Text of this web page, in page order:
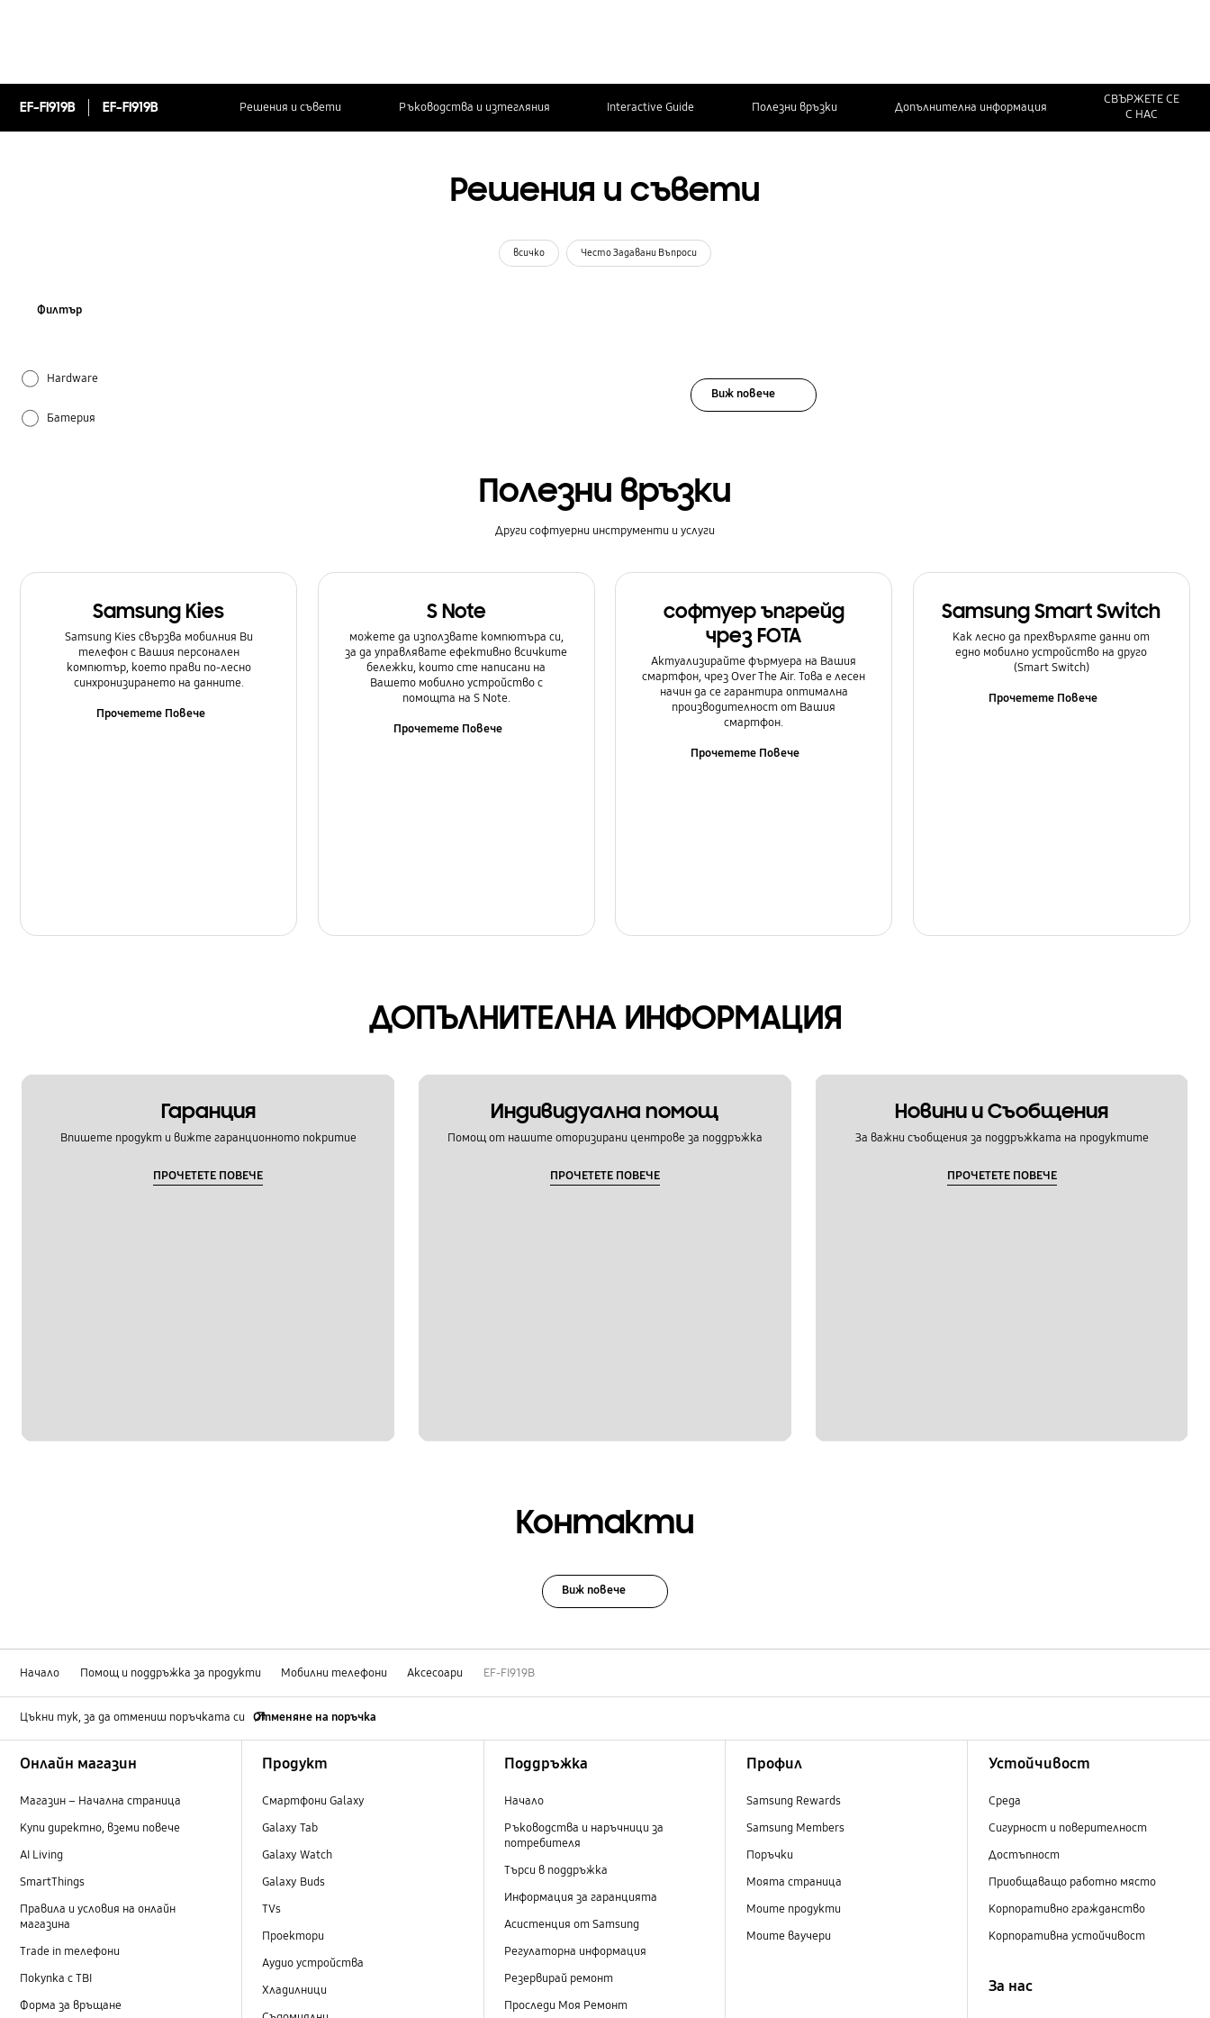
EF-FI919B EF-FI919B Решения и съвети Ръководства и изтегляния Interactive Guide Полезни връзки Допълнителна информация
СВЪРЖЕТЕ СЕ
С НАС
Решения и съвети
всичко Често Задавани Въпроси
Филтър
Hardware
Батерия
Виж повече
Полезни връзки
Други софтуерни инструменти и услуги
Samsung Kies
Samsung Kies свързва мобилния Ви
телефон с Вашия персонален
компютър, което прави по-лесно
синхронизирането на данните.
Прочетете Повече
S Note
можете да използвате компютъра си,
за да управлявате ефективно всичките
бележки, които сте написани на
Вашето мобилно устройство с
помощта на S Note.
Прочетете Повече
софтуер ъпгрейд
чрез FOTA
Актуализирайте фърмуера на Вашия
смартфон, чрез Over The Air. Това е лесен
начин да се гарантира оптимална
производителност от Вашия
смартфон.
Прочетете Повече
Samsung Smart Switch
Как лесно да прехвърляте данни от
едно мобилно устройство на друго
(Smart Switch)
Прочетете Повече
ДОПЪЛНИТЕЛНА ИНФОРМАЦИЯ
Гаранция
Впишете продукт и вижте гаранционното покритие
ПРОЧЕТЕТЕ ПОВЕЧЕ
Индивидуална помощ
Помощ от нашите оторизирани центрове за поддръжка
ПРОЧЕТЕТЕ ПОВЕЧЕ
Новини и Съобщения
За важни съобщения за поддръжката на продуктите
ПРОЧЕТЕТЕ ПОВЕЧЕ
Контакти
Виж повече
Начало Помощ и поддръжка за продукти Мобилни телефони Аксесоари EF-FI919B
Цъкни тук, за да отмениш поръчката си Отменяне на поръчка
Онлайн магазин
Магазин – Начална страница
Купи директно, вземи повече
AI Living
SmartThings
Правила и условия на онлайн
магазина
Trade in телефони
Покупка с TBI
Форма за връщане
Продукт
Смартфони Galaxy
Galaxy Tab
Galaxy Watch
Galaxy Buds
TVs
Проектори
Аудио устройства
Хладилници
Поддръжка
Начало
Ръководства и наръчници за
потребителя
Търси в поддръжка
Информация за гаранцията
Асистенция от Samsung
Регулаторна информация
Резервирай ремонт
Проследи Моя Ремонт
Профил
Samsung Rewards
Samsung Members
Поръчки
Моята страница
Моите продукти
Моите ваучери
Устойчивост
Среда
Сигурност и поверителност
Достъпност
Приобщаващо работно място
Корпоративно гражданство
Корпоративна устойчивост
За нас